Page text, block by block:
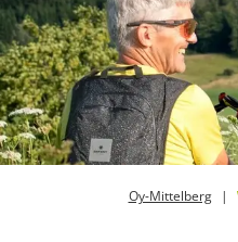
Oy-Mittelberg